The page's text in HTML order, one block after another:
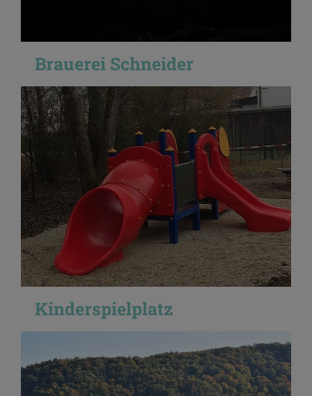
Brauerei Schneider
Kinderspielplatz